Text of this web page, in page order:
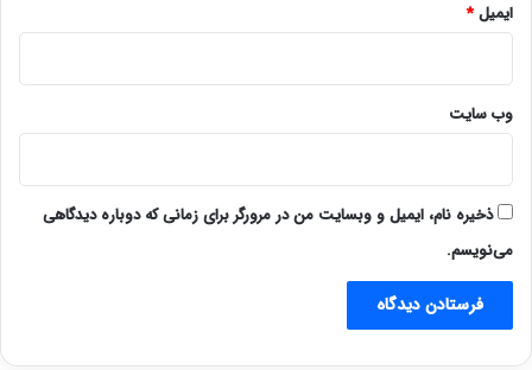
ایمیل*
وب‌ سایت
ذخیره نام، ایمیل و وبسایت من در مرورگر برای زمانی که دوباره دیدگاهی
می‌نویسم.